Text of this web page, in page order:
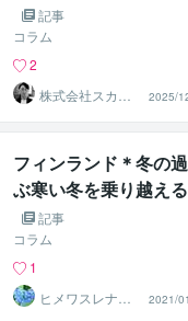
記事
コラム
2
株式会社スカイ
グラフ
2025/
フィンランド＊冬の
ぶ寒い冬を乗り越え
記事
コラム
1
ヒメワスレナグ
サ
2021/